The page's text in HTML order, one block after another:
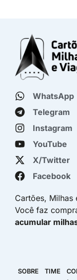
WhatsApp
Telegram
Instagram
YouTube
X/Twitter
Facebook
Cartões, Milhas
Você faz
acumular
SOBRE TIME